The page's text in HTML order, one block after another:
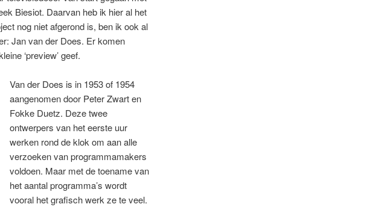
Biesiot. Daarvan heb ik hier al het
nog niet afgerond is, ben ik ook al
Jan van der Does. Er komen
‘preview’ geef.
Van der Does is in 1953 of 1954
aangenomen door Peter Zwart en
Fokke Duetz. Deze twee
ontwerpers van het eerste uur
werken rond de klok om aan alle
verzoeken van programmamakers
voldoen. Maar met de toename van
het aantal programma’s wordt
vooral het grafisch werk ze te veel.